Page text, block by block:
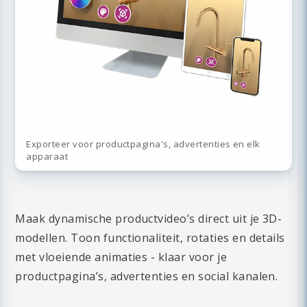
Exporteer voor productpagina's, advertenties en elk
apparaat
Maak dynamische productvideo’s direct uit je 3D-
modellen. Toon functionaliteit, rotaties en details
met vloeiende animaties - klaar voor je
productpagina’s, advertenties en social kanalen.